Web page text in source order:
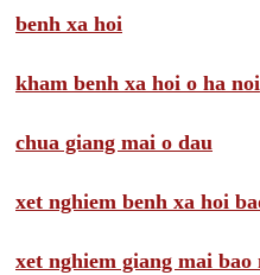
benh xa hoi
kham benh xa hoi o ha noi
chua giang mai o dau
xet nghiem benh xa hoi
xet nghiem giang mai bao